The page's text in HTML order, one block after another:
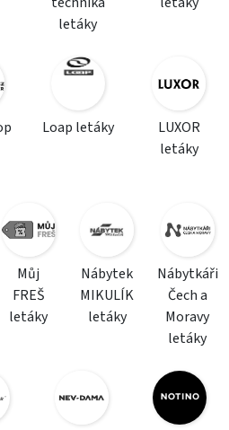
letáky
Loap letáky
LUXOR
letáky
Můj
FREŠ
letáky
Nábytek
MIKULÍK
letáky
Nábytkáři
Čech a
Moravy
letáky